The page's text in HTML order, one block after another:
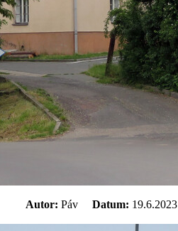
Autor: Páv Datum: 19.6.2023